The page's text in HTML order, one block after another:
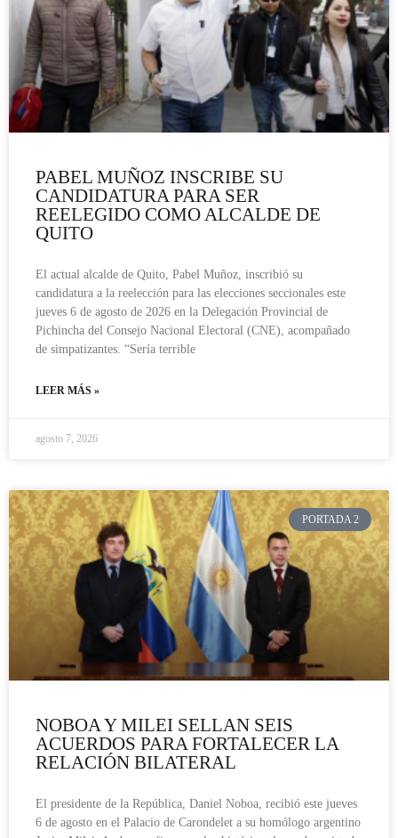
PABEL MUÑOZ INSCRIBE SU
CANDIDATURA PARA SER
REELEGIDO COMO ALCALDE DE
QUITO
El actual alcalde de Quito, Pabel Muñoz, inscribió su
candidatura a la reelección para las elecciones seccionales este
jueves 6 de agosto de 2026 en la Delegación Provincial de
Pichincha del Consejo Nacional Electoral (CNE), acompañado
de simpatizantes. “Sería terrible
LEER MÁS »
agosto 7, 2026
PORTADA 2
NOBOA Y MILEI SELLAN SEIS
ACUERDOS PARA FORTALECER LA
RELACIÓN BILATERAL
El presidente de la República, Daniel Noboa, recibió este jueves
6 de agosto en el Palacio de Carondelet a su homólogo argentino